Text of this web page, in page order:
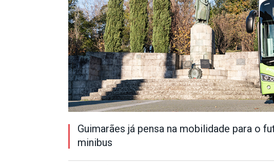
Guimarães já pensa na mobilidade para o
minibus